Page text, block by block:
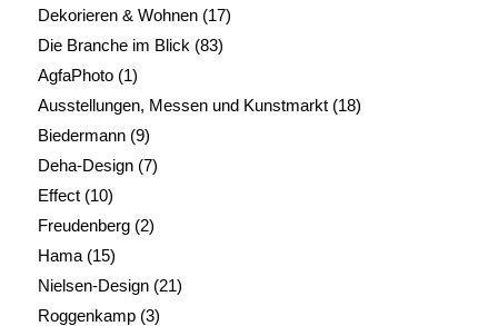
Dekorieren & Wohnen(17)
Die Branche im Blick (83)
AgfaPhoto(1)
Ausstellungen, Messen und Kunstmarkt(18)
Biedermann(9)
Deha-Design(7)
Effect(10)
Freudenberg(2)
Hama(15)
Nielsen-Design(21)
Roggenkamp(3)